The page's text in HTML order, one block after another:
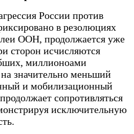
России против
в резолюциях
ООН, продолжается уже
сторон исчисляются
миллионоами
значительно меньший
и мобилизационный
сопротивляться
исключительную